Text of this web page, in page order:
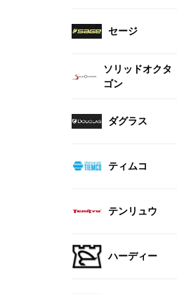
セージ
ソリッドオクタ
ゴン
ダグラス
ティムコ
テンリュウ
ハーディー